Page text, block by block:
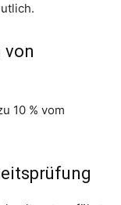
von
10 % vom